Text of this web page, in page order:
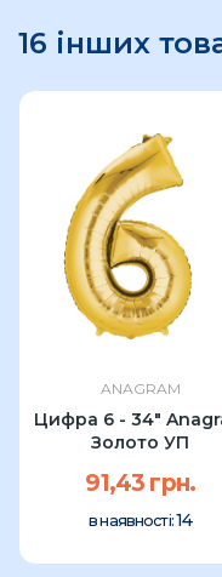
16 інших
ANAGRAM
Цифра 6 - 34"
Золото УП
91,43 грн.
в наявності:14